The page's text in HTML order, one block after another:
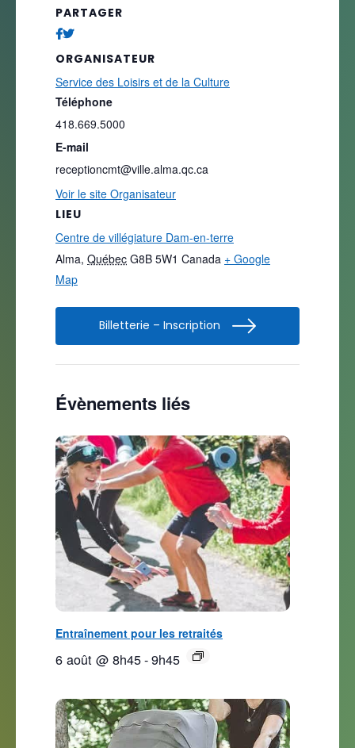
PARTAGER
LIEU
Centre de villégiature Dam-en-terre
Alma, Québec G8B 5W1 Canada + Google
Map
ORGANISATEUR
Service des Loisirs et de la Culture
Téléphone
418.669.5000
E-mail
receptioncmt@ville.alma.qc.ca
Voir le site Organisateur
Billetterie – Inscription
Évènements liés
Entraînement pour les retraités
6 août @ 8h45-9h45